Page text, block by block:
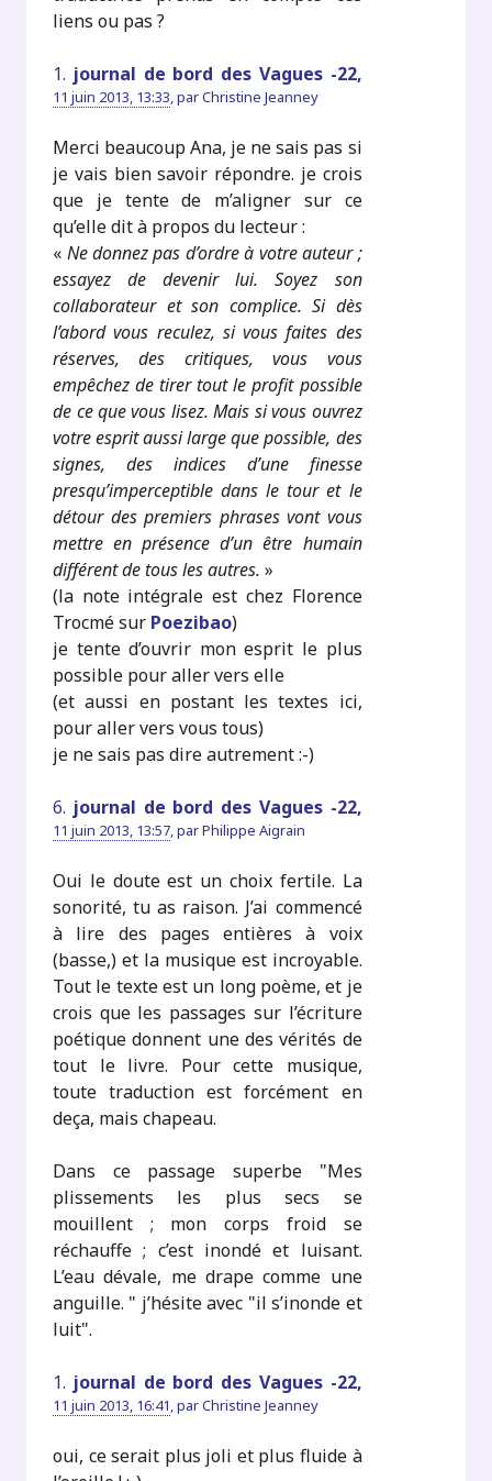
liens ou pas ?
1. journal de bord des Vagues -22,
11 juin 2013, 13:33,parChristine Jeanney
Merci beaucoup Ana, je ne sais pas si
je vais bien savoir répondre. je crois
que je tente de m’aligner sur ce
qu’elle dit à propos du lecteur :
« Ne donnez pas d’ordre à votre auteur ;
essayez de devenir lui. Soyez son
collaborateur et son complice. Si dès
l’abord vous reculez, si vous faites des
réserves, des critiques, vous vous
empêchez de tirer tout le profit possible
de ce que vous lisez. Mais si vous ouvrez
votre esprit aussi large que possible, des
signes, des indices d’une finesse
presqu’imperceptible dans le tour et le
détour des premiers phrases vont vous
mettre en présence d’un être humain
différent de tous les autres. »
(la note intégrale est chez Florence
Trocmé sur Poezibao)
je tente d’ouvrir mon esprit le plus
possible pour aller vers elle
(et aussi en postant les textes ici,
pour aller vers vous tous)
je ne sais pas dire autrement :-)
6. journal de bord des Vagues -22,
11 juin 2013, 13:57,parPhilippe Aigrain
Oui le doute est un choix fertile. La
sonorité, tu as raison. J’ai commencé
à lire des pages entières à voix
(basse,) et la musique est incroyable.
Tout le texte est un long poème, et je
crois que les passages sur l’écriture
poétique donnent une des vérités de
tout le livre. Pour cette musique,
toute traduction est forcément en
deça, mais chapeau.
Dans ce passage superbe "Mes
plissements les plus secs se
mouillent ; mon corps froid se
réchauffe ; c’est inondé et luisant.
L’eau dévale, me drape comme une
anguille. " j’hésite avec "il s’inonde et
luit".
1. journal de bord des Vagues -22,
11 juin 2013, 16:41,parChristine Jeanney
oui, ce serait plus joli et plus fluide à